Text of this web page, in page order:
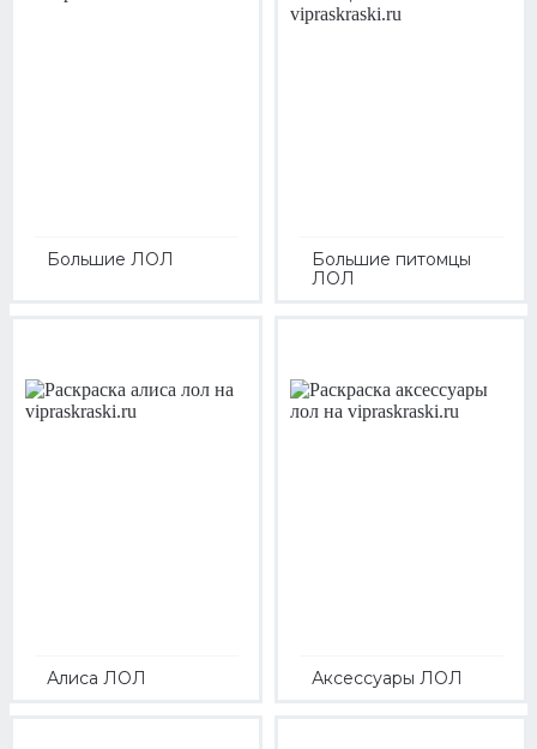
Большие ЛОЛ
Большие питомцы
ЛОЛ
Алиса ЛОЛ Аксессуары ЛОЛ